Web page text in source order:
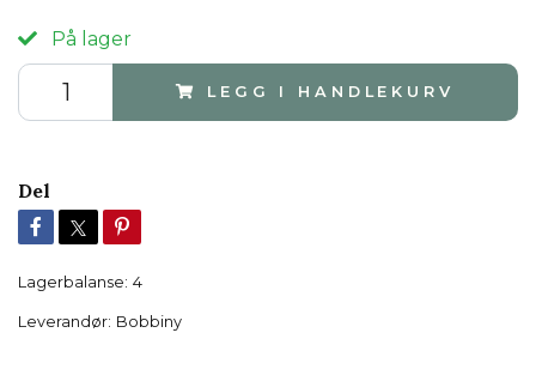
På lager
LEGG I HANDLEKURV
Del
Lagerbalanse: 4
Leverandør: Bobbiny